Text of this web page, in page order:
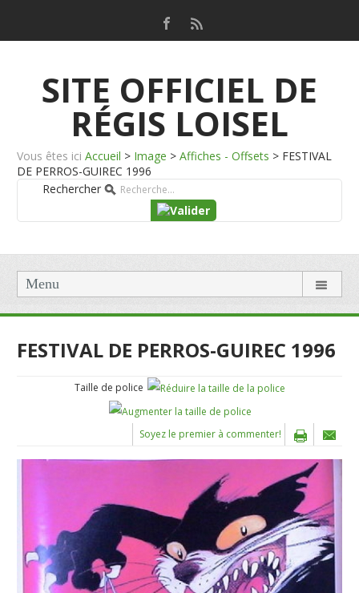
SITE OFFICIEL DE
RÉGIS LOISEL
Vous êtes ici Accueil > Image > Affiches - Offsets > FESTIVAL
DE PERROS-GUIREC 1996
Rechercher
Menu
FESTIVAL DE PERROS-GUIREC 1996
Taille de police
Soyez le premier à commenter!